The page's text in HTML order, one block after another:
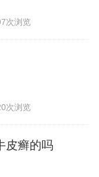
次浏览
次浏览
皮癣的吗